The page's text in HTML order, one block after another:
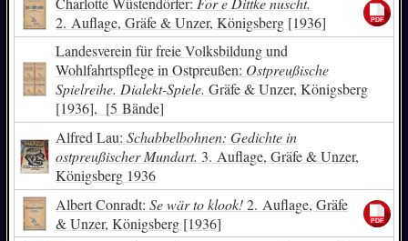
2. Auflage, Gräfe & Unzer, Königsberg [1936]
Landesverein für freie Volksbildung und
Wohlfahrtspflege in Ostpreußen: Ostpreußische
Spielreihe. Dialekt-Spiele. Gräfe & Unzer, Königsberg
[1936], [5 Bände]
Alfred Lau: Schabbelbohnen: Gedichte in
ostpreußischer Mundart. 3. Auflage, Gräfe & Unzer,
Königsberg 1936
Albert Conradt: Se wär to klook!2. Auflage, Gräfe
& Unzer, Königsberg [1936]